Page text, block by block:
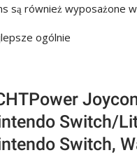
są również wyposażone
ogólnie
Switch/
Switch,